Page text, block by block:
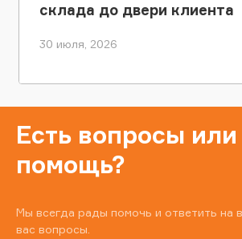
склада до двери клиента
30 июля, 2026
Есть вопросы
помощь?
Мы всегда рады помочь и ответить на
вас вопросы.